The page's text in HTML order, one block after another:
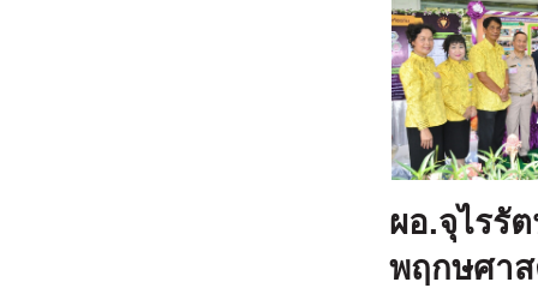
ผอ.จุไรรั
พฤกษศาส